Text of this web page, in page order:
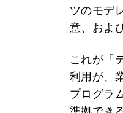
ツのモデ
意、およ
これが「
利用が、
プログラ